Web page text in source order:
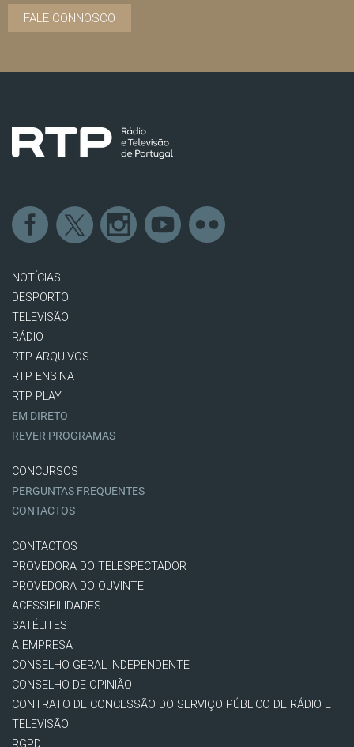
FALE CONNOSCO
NOTÍCIAS
DESPORTO
TELEVISÃO
RÁDIO
RTP ARQUIVOS
RTP ENSINA
RTP PLAY
EM DIRETO
REVER PROGRAMAS
CONCURSOS
PERGUNTAS FREQUENTES
CONTACTOS
CONTACTOS
PROVEDORA DO TELESPECTADOR
PROVEDORA DO OUVINTE
ACESSIBILIDADES
SATÉLITES
A EMPRESA
CONSELHO GERAL INDEPENDENTE
CONSELHO DE OPINIÃO
CONTRATO DE CONCESSÃO DO SERVIÇO PÚBLICO DE RÁDIO E
TELEVISÃO